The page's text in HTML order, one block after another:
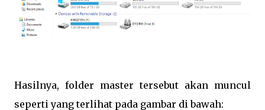
Hasilnya, folder master tersebut akan muncul
seperti yang terlihat pada gambar di bawah: